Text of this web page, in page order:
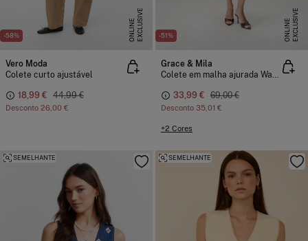
-58% E
X
C
L
U
SI
V
E
O
N
L
I
N
E
Vero Moda
Colete curto ajustável
18,99 € 44,99 €
Desconto 26,00 €
-51% E
X
C
L
U
SI
V
E
O
N
L
I
N
E
Grace & Mila
Colete em malha ajurada Wayne
33,99 € 69,00 €
Desconto 35,01 €
+2 Cores
SEMELHANTE SEMELHANTE